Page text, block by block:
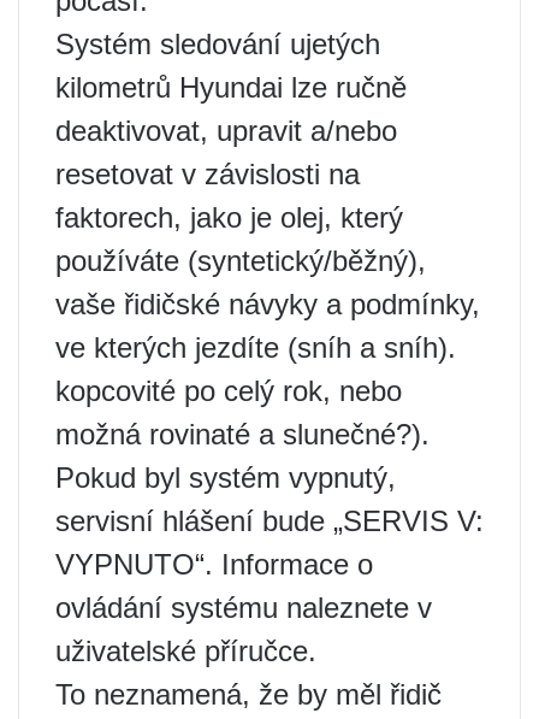
Systém sledování ujetých
kilometrů Hyundai lze ručně
deaktivovat, upravit a/nebo
resetovat v závislosti na
faktorech, jako je olej, který
používáte (syntetický/běžný),
vaše řidičské návyky a podmínky,
ve kterých jezdíte (sníh a sníh).
kopcovité po celý rok, nebo
možná rovinaté a slunečné?).
Pokud byl systém vypnutý,
servisní hlášení bude „SERVIS V:
VYPNUTO“. Informace o
ovládání systému naleznete v
uživatelské příručce.
To neznamená, že by měl řidič